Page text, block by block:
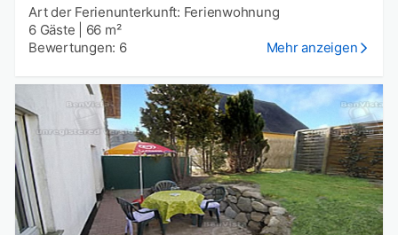
Art der Ferienunterkunft: Ferienwohnung
6 Gäste
66 m²
Bewertungen: 6
Mehr anzeigen